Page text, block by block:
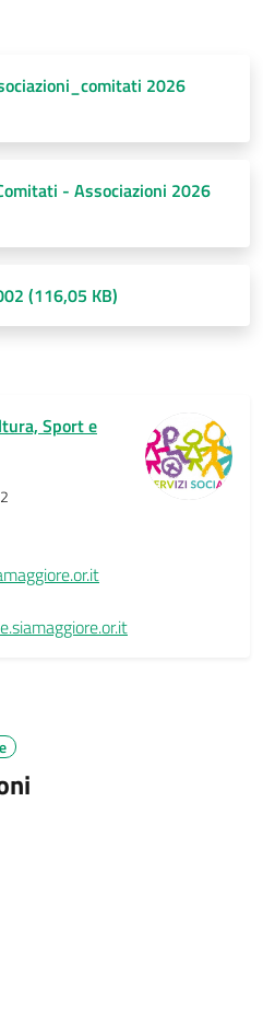
2026
- Associazioni 2026
(116,05 KB)
Sport e